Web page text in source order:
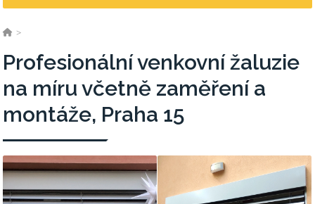
>
Profesionální venkovní žaluzie
na míru včetně zaměření a
montáže, Praha 15